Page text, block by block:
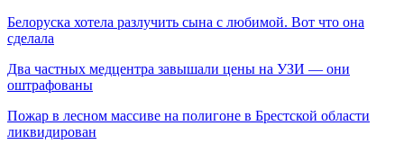
Белоруска хотела разлучить сына с любимой. Вот что она
сделала
Два частных медцентра завышали цены на УЗИ — они
оштрафованы
Пожар в лесном массиве на полигоне в Брестской области
ликвидирован